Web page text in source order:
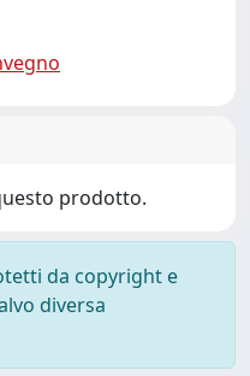
prodotto.
da copyright e
diversa